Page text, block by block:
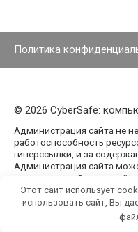
Политика
© 2026 CyberSafe:
Администрация сайта не
работоспособность
гиперссылки, и за
Администрация сайта
авторов статей,
Этот сайт использует
использовать сайт, Вы